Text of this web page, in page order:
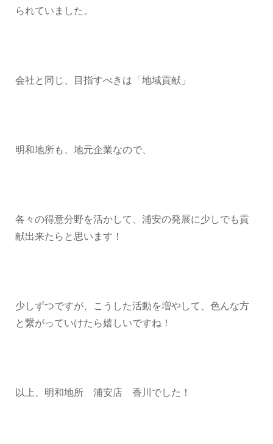
られていました。
会社と同じ、目指すべきは「地域貢献」
明和地所も、地元企業なので、
各々の得意分野を活かして、浦安の発展に少しでも貢
献出来たらと思います！
少しずつですが、こうした活動を増やして、色んな方
と繋がっていけたら嬉しいですね！
以上、明和地所 浦安店 香川でした！